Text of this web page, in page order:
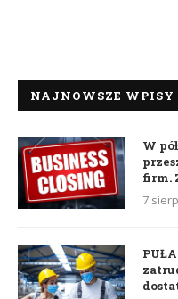
NAJNOWSZE WPISY
W
firm.
7